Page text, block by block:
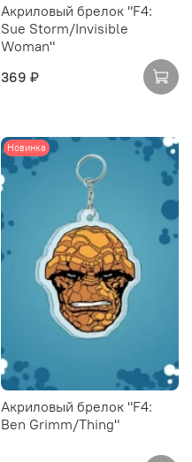
Акриловый брелок "F4:
Sue Storm/Invisible
Woman"
369 ₽
Новинка
Акриловый брелок "F4:
Ben Grimm/Thing"